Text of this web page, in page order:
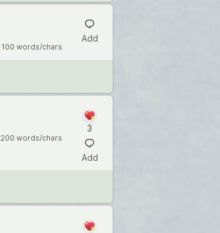
100 words/chars
Add
200 words/chars
3
Add